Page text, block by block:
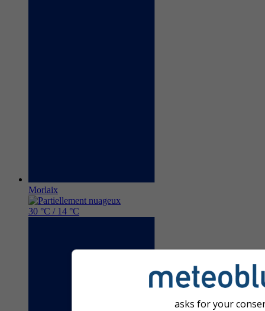
Morlaix
30 °C / 14 °C
asks for your